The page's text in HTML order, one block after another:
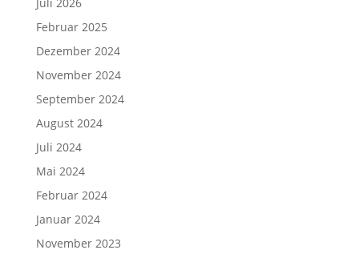
Februar 2025
Dezember 2024
November 2024
September 2024
August 2024
Juli 2024
Mai 2024
Februar 2024
Januar 2024
November 2023